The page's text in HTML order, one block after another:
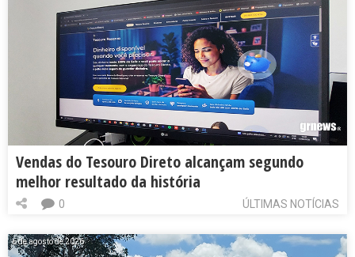
Vendas do Tesouro Direto alcançam segundo
melhor resultado da história
ÚLTIMAS NOTÍCIAS
0
6 de agosto de 2026